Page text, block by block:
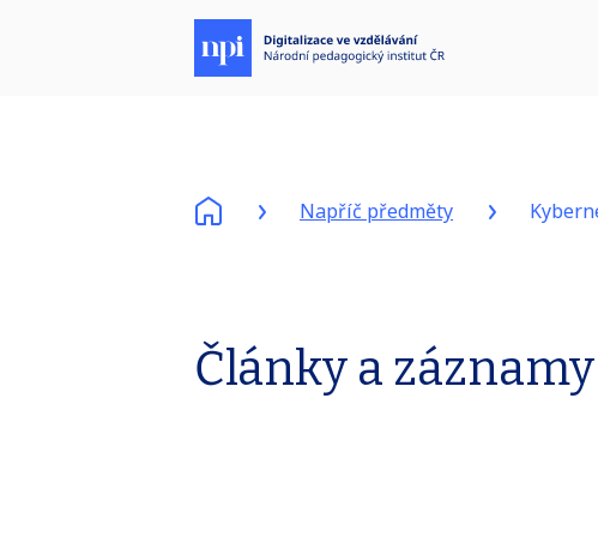
Napříč předměty
Články a